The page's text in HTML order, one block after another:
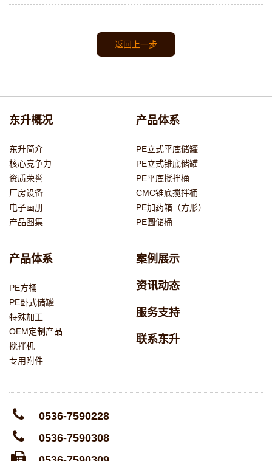
返回上一步
东升概况
东升简介
核心竞争力
资质荣誉
厂房设备
电子画册
产品图集
产品体系
PE立式平底储罐
PE立式锥底储罐
PE平底搅拌桶
CMC锥底搅拌桶
PE加药箱（方形）
PE圆储桶
产品体系
PE方桶
PE卧式储罐
特殊加工
OEM定制产品
搅拌机
专用附件
案例展示
资讯动态
服务支持
联系东升
0536-7590228
0536-7590308